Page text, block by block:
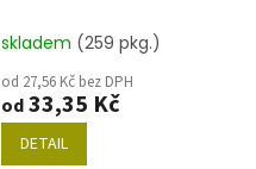
skladem (259 pkg.)
od 27,56 Kč bez DPH
od33,35 Kč
DETAIL